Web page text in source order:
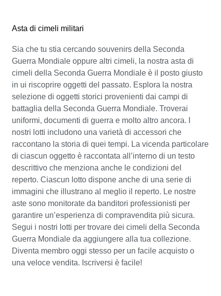
Asta di cimeli militari
Sia che tu stia cercando souvenirs della Seconda
Guerra Mondiale oppure altri cimeli, la nostra asta di
cimeli della Seconda Guerra Mondiale è il posto giusto
in ui riscoprire oggetti del passato. Esplora la nostra
selezione di oggetti storici provenienti dai campi di
battaglia della Seconda Guerra Mondiale. Troverai
uniformi, documenti di guerra e molto altro ancora. I
nostri lotti includono una varietà di accessori che
raccontano la storia di quei tempi. La vicenda particolare
di ciascun oggetto è raccontata all’interno di un testo
descrittivo che menziona anche le condizioni del
reperto. Ciascun lotto dispone anche di una serie di
immagini che illustrano al meglio il reperto. Le nostre
aste sono monitorate da banditori professionisti per
garantire un’esperienza di compravendita più sicura.
Segui i nostri lotti per trovare dei cimeli della Seconda
Guerra Mondiale da aggiungere alla tua collezione.
Diventa membro oggi stesso per un facile acquisto o
una veloce vendita. Iscriversi è facile!